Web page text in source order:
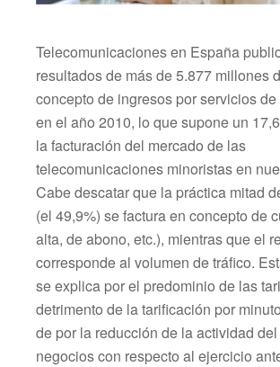
Telecomunicaciones en España
resultados de más de 5.877 millones
concepto de ingresos por servicios
en el año 2010, lo que supone un
la facturación del mercado de las
telecomunicaciones minoristas en
Cabe descatar que la práctica mitad
(el 49,9%) se factura en concepto de
alta, de abono, etc.), mientras que el
corresponde al volumen de tráfico.
se explica por el predominio de las
detrimento de la tarificación por
de por la reducción de la actividad
negocios con respecto al ejercicio